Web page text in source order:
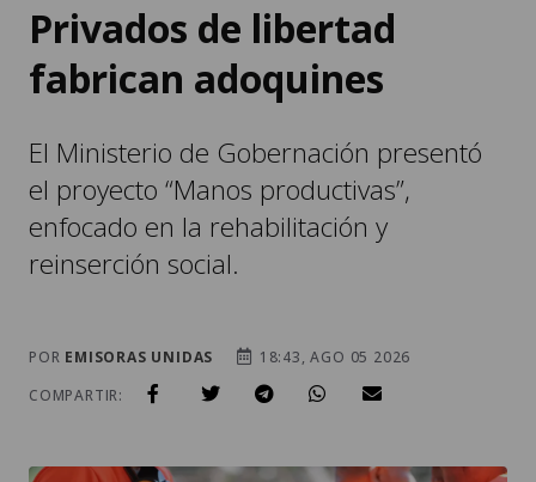
Privados de libertad
fabrican adoquines
El Ministerio de Gobernación presentó
el proyecto “Manos productivas”,
enfocado en la rehabilitación y
reinserción social.
POR EMISORAS UNIDAS
18:43, AGO 05 2026
COMPARTIR: